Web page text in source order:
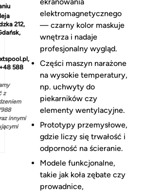
212,
588
z
innymi
elektromagnetycznego
— czarny kolor maskuje
wnętrza i nadaje
profesjonalny wygląd.
Części maszyn narażone
na wysokie temperatury,
np. uchwyty do
piekarników czy
elementy wentylacyjne.
Prototypy przemysłowe,
gdzie liczy się trwałość i
odporność na ścieranie.
Modele funkcjonalne,
takie jak koła zębate czy
prowadnice,